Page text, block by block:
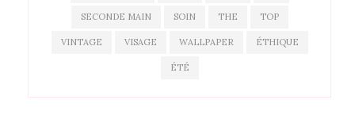
SECONDE MAIN SOIN THE TOP
VINTAGE VISAGE WALLPAPER ÉTHIQUE
ÉTÉ